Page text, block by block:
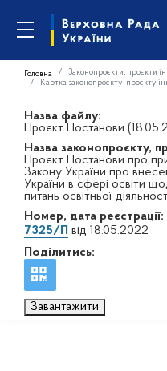
Головна Законопроєкти, проєкти
Картка законопроєкту, проєкту
Назва файлу:
Проєкт Постанови
Назва законопроєкту,
Проєкт Постанови про
Закону України про
України в сфері освіти
питань освітньої
Номер, дата реєстрації:
7325/П від 18.05.2022
Поділитись:
Завантажити